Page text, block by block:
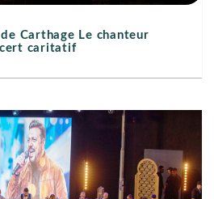
Carthage Le chanteur
caritatif